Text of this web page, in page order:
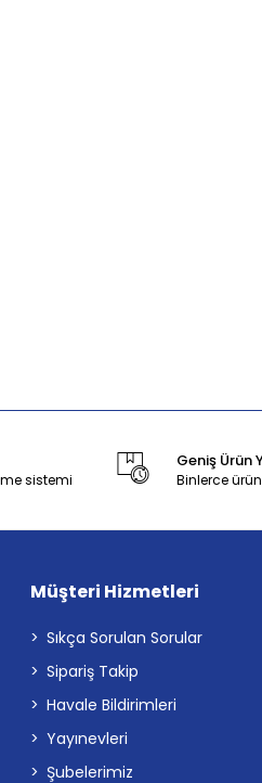
sistemi
Geniş Ürün
Binlerce
Müşteri Hizmetleri
Sıkça Sorulan Sorular
Sipariş Takip
Havale Bildirimleri
Yayınevleri
Şubelerimiz